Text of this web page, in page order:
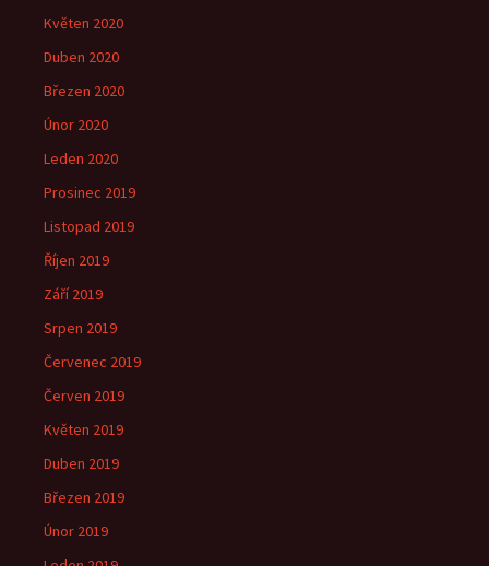
Květen 2020
Duben 2020
Březen 2020
Únor 2020
Leden 2020
Prosinec 2019
Listopad 2019
Říjen 2019
Září 2019
Srpen 2019
Červenec 2019
Červen 2019
Květen 2019
Duben 2019
Březen 2019
Únor 2019